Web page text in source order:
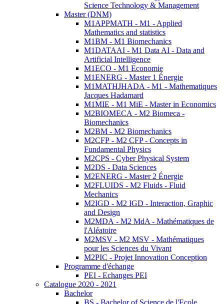
Science Technology & Management
Master (DNM)
M1APPMATH - M1 - Applied
Mathematics and statistics
M1BM - M1 Biomechanics
M1DATAAI - M1 Data AI - Data and
Artificial Intelligence
M1ECO - M1 Economie
M1ENERG - Master 1 Énergie
M1MATHJHADA - M1 - Mathematiques
Jacques Hadamard
M1MIE - M1 MiE - Master in Economics
M2BIOMECA - M2 Biomeca -
Biomechanics
M2BM - M2 Biomechanics
M2CFP - M2 CFP - Concepts in
Fundamental Physics
M2CPS - Cyber Physical System
M2DS - Data Sciences
M2ENERG - Master 2 Énergie
M2FLUIDS - M2 Fluids - Fluid
Mechanics
M2IGD - M2 IGD - Interaction, Graphic
and Design
M2MDA - M2 MdA - Mathématiques de
l'Aléatoire
M2MSV - M2 MSV - Mathématiques
pour les Sciences du Vivant
M2PIC - Projet Innovation Conception
Programme d'échange
PEI - Echanges PEI
Catalogue 2020 - 2021
Bachelor
BS - Bachelor of Science de l'Ecole